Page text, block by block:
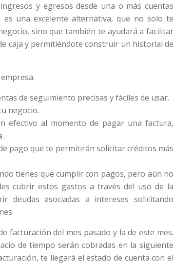
y egresos desde una o más cuentas
una excelente alternativa, que no solo te
sino que también te ayudará a facilitar
caja y permitiéndote construir un historial de
de seguimiento precisas y fáciles de usar.
negocio.
efectivo al momento de pagar una factura,
pago que te permitirán solicitar créditos más
tienes que cumplir con pagos, pero aún no
cubrir estos gastos a través del uso de la
deudas asociadas a intereses solicitando
facturación del mes pasado y la de este mes.
de tiempo serán cobradas en la siguiente
te llegará el estado de cuenta con el